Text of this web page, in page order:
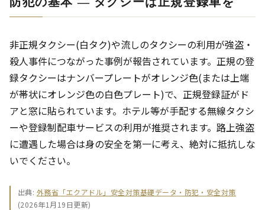
非正規タクシー(白タク)や流しのタクシーの利用が強盗・
殺人事件につながった事例が報告されています。正規の登
録タクシーはナンバープレートがオレンジ色(または上端
が帯状にオレンジ色の白色プレート)で、正規登録証がド
アと窓に貼られています。ホテル等が手配する無線タクシ
ーや登録制配車サービスの利用が推奨されます。路上強盗
に遭遇した場合は身の安全を第一に考え、絶対に抵抗しな
いでください。
出典: 外務省「エクアドル」安全対策基礎データ・防犯・安全対策
(2026年1月19日更新)